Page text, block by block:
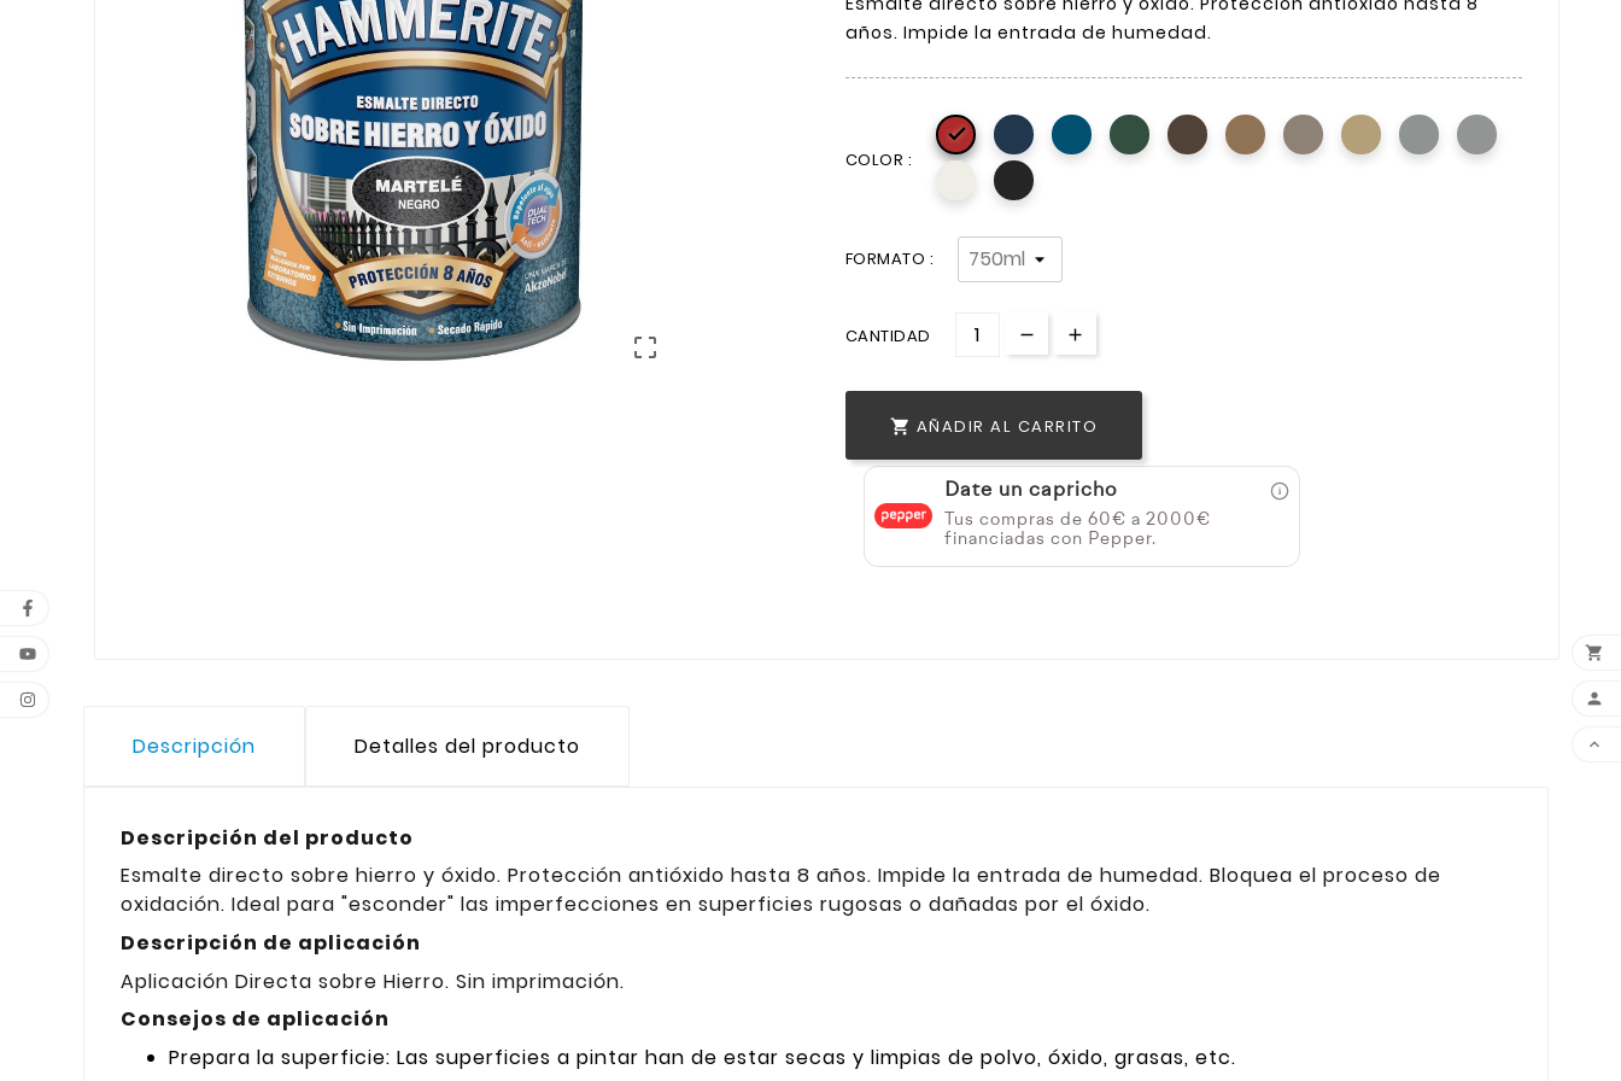

años. Impide la entrada de humedad.
COLOR :

FORMATO :
CANTIDAD
 AÑADIR AL CARRITO
Date un capricho
Tus compras de 60€ a 2000€
financiadas con Pepper.
Descripción Detalles del producto
Descripción del producto
Esmalte directo sobre hierro y óxido. Protección antióxido hasta 8 años. Impide la entrada de humedad. Bloquea el proceso de
oxidación. Ideal para "esconder" las imperfecciones en superficies rugosas o dañadas por el óxido.
Descripción de aplicación
Aplicación Directa sobre Hierro. Sin imprimación.
Consejos de aplicación
Prepara la superficie: Las superficies a pintar han de estar secas y limpias de polvo, óxido, grasas, etc.


